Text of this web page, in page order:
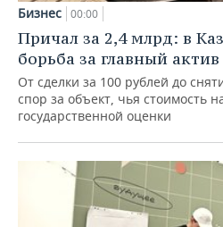
Бизнес 00:00
Причал за 2,4 млрд: в
борьба за главный
От сделки за 100 рублей до
спор за объект, чья стоимость
государственной оценки